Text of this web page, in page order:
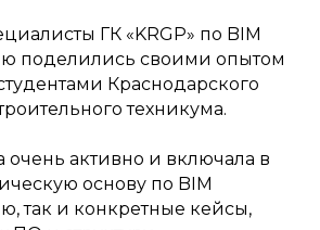
ГК «KRGP» по BIM
поделились своими опытом
Краснодарского
техникума.
очень активно и включала в
основу по BIM
так и конкретные кейсы,